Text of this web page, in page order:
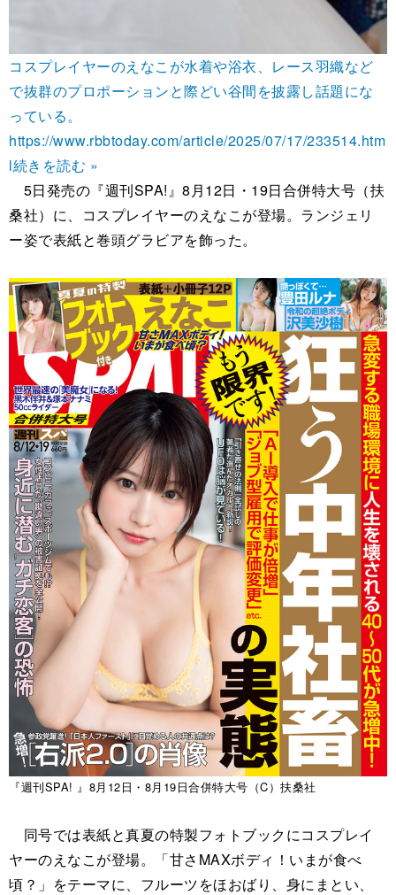
コスプレイヤーのえなこが水着や浴衣、レース羽織など
で抜群のプロポーションと際どい谷間を披露し話題にな
っている。
https://www.rbbtoday.com/article/2025/07/17/233514.htm
l続きを読む »
5日発売の『週刊SPA!』8月12日・19日合併特大号（扶
桑社）に、コスプレイヤーのえなこが登場。ランジェリ
ー姿で表紙と巻頭グラビアを飾った。
『週刊SPA! 』8月12日・8月19日合併特大号（C）扶桑社
同号では表紙と真夏の特製フォトブックにコスプレイ
ヤーのえなこが登場。「甘さMAXボディ！いまが食べ
頃？」をテーマに、フルーツをほおばり、身にまとい、